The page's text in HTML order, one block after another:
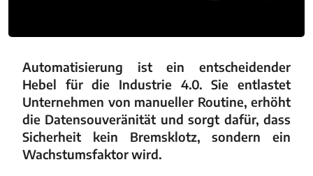
Automatisierung ist ein entscheidender
Hebel für die Industrie 4.0. Sie entlastet
Unternehmen von manueller Routine, erhöht
die Datensouveränität und sorgt dafür, dass
Sicherheit kein Bremsklotz, sondern ein
Wachstumsfaktor wird.